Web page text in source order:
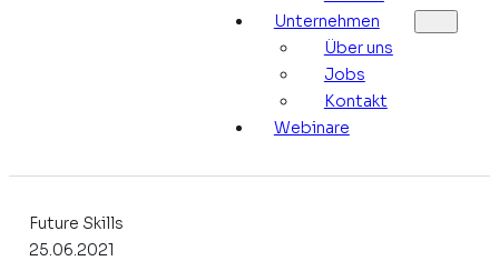
Unternehmen
Über uns
Jobs
Kontakt
Webinare
Future Skills
25.06.2021